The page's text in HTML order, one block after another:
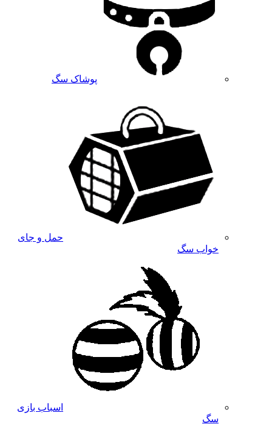
پوشاک سگ
حمل و جای
خواب سگ
اسباب بازی
سگ